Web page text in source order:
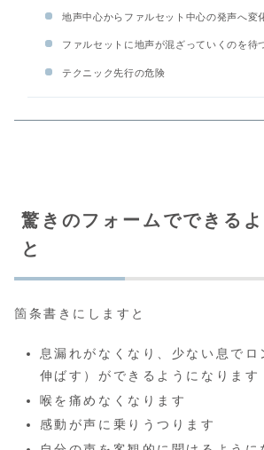
地声中心からファルセット中心の発声へ変
ファルセットに地声が混ざっていくのを待
テクニック先行の危険
驚きのフォームでできる
と
箇条書きにしますと
息漏れがなくなり、少ない息でロ
伸ばす）ができるようになります
喉を痛めなくなります
感動が声に乗りうつります